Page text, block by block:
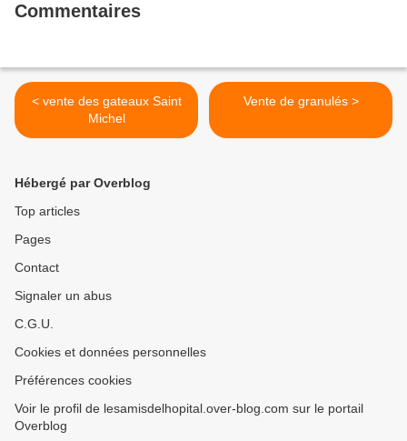
Commentaires
< vente des gateaux Saint
Michel
Vente de granulés >
Hébergé par Overblog
Top articles
Pages
Contact
Signaler un abus
C.G.U.
Cookies et données personnelles
Préférences cookies
Voir le profil de lesamisdelhopital.over-blog.com sur le portail
Overblog